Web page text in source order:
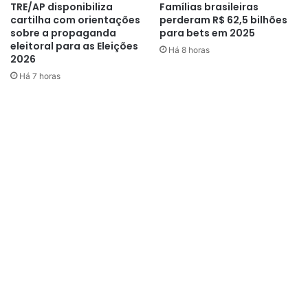
TRE/AP disponibiliza
cartilha com orientações
sobre a propaganda
eleitoral para as Eleições
2026
Há 7 horas
Famílias brasileiras
perderam R$ 62,5 bilhões
para bets em 2025
Há 8 horas